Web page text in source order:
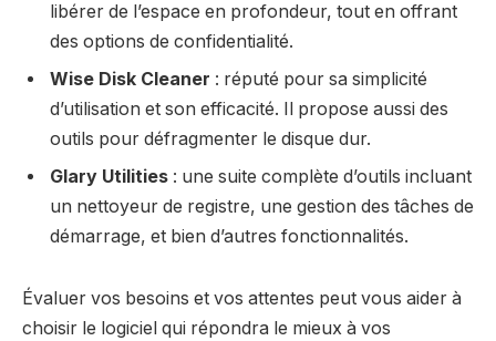
libérer de l’espace en profondeur, tout en offrant
des options de confidentialité.
Wise Disk Cleaner : réputé pour sa simplicité
d’utilisation et son efficacité. Il propose aussi des
outils pour défragmenter le disque dur.
Glary Utilities : une suite complète d’outils incluant
un nettoyeur de registre, une gestion des tâches de
démarrage, et bien d’autres fonctionnalités.
Évaluer vos besoins et vos attentes peut vous aider à
choisir le logiciel qui répondra le mieux à vos